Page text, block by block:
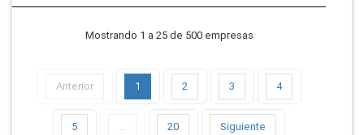
Mostrando 1 a 25 de 500 empresas
Anterior 1 2 3 4
5 … 20 Siguiente